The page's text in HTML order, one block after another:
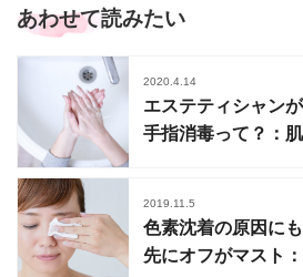
あわせて読みたい
2020.4.14
エステティシャン
手指消毒って？：
2019.11.5
色素沈着の原因に
先にオフがマスト